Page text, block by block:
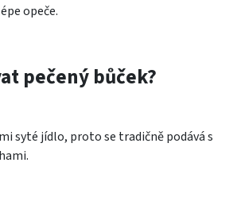
opeče.
pečený bůček?
syté jídlo, proto se tradičně podává s